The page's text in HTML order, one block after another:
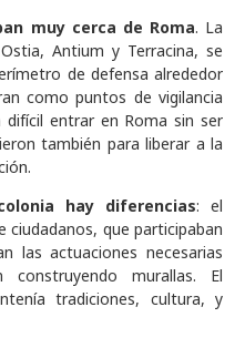
muy cerca de Roma. La
Antium y Terracina, se
de defensa alrededor
como puntos de vigilancia
difícil entrar en Roma sin ser
también para liberar a la
hay diferencias: el
ciudadanos, que participaban
las actuaciones necesarias
murallas. El
tradiciones, cultura, y